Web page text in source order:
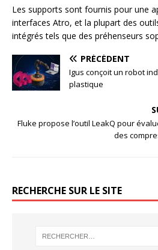
Les supports sont fournis pour une
interfaces Atro, et la plupart des
intégrés tels que des préhenseurs
PRÉCÉDENT
Igus conçoit un robot
plastique
Fluke propose l’outil LeakQ pour
des
RECHERCHE SUR LE SITE